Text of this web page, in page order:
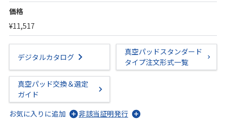
価格
¥11,517
デジタルカタログ
真空パッドスタンダード
タイプ注文形式一覧
真空パッド交換＆選定
ガイド
お気に入りに追加
非該当証明発行